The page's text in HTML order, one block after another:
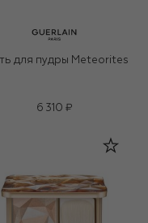
для пудры Meteorites
6 310 ₽